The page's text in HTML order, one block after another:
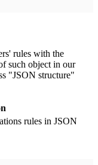
rules with the
such object in our
"JSON structure"
rules in JSON